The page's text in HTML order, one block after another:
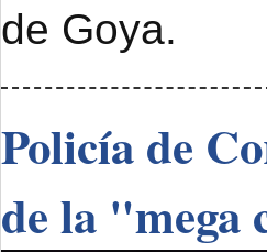
de Goya.
Policía de
de la "mega